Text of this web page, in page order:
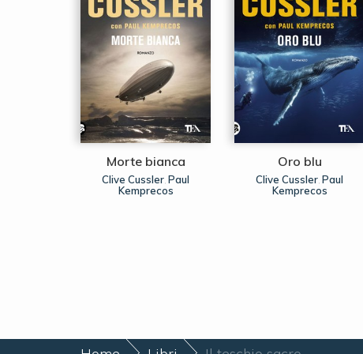
Morte bianca
Clive Cussler, Paul
Kemprecos
Oro blu
Clive Cussler, Paul
Kemprecos